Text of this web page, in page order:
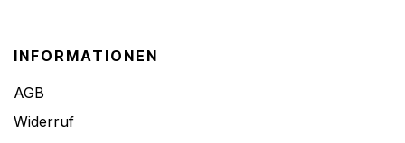
INFORMATIONEN
AGB
Widerruf